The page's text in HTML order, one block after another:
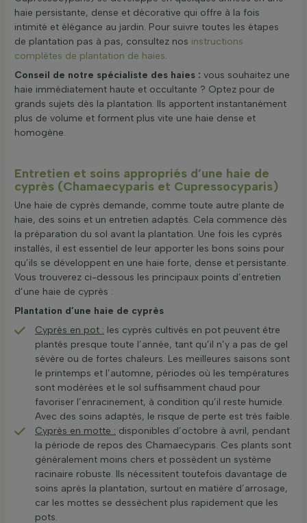
haie persistante, dense et décorative qui offre à la fois
intimité et élégance au jardin. Pour suivre toutes les étapes
de plantation pas à pas, consultez nos instructions
complètes de plantation de haies.
Conseil de notre spécialiste des haies : vous souhaitez une
haie immédiatement haute et occultante ? Optez pour de
grands sujets dès la plantation. Ils apportent instantanément
plus de volume et forment plus vite une haie dense et
homogène.
Entretien et soins appropriés d’une haie de
cyprès (Chamaecyparis et Cupressocyparis)
Une haie de cyprès demande, comme toute autre plante de
haie, des soins et un entretien adaptés. Cela commence dès
la préparation du sol avant la plantation. Une fois les cyprès
installés, il est essentiel de leur apporter les bons soins pour
qu’ils se développent en une haie forte, dense et persistante.
Vous trouverez ci-dessous les principaux points d’entretien
d’une haie de cyprès :
Plantation d’une haie de cyprès
Cyprès en pot : les cyprès cultivés en pot peuvent être
plantés presque toute l’année, tant qu’il n’y a pas de gel
sévère ou de fortes chaleurs. Les meilleures saisons sont
le printemps et l’automne, périodes où les températures
sont modérées et le sol suffisamment chaud pour
favoriser l’enracinement, à condition qu’il reste humide.
Avec des soins adaptés, le risque de perte est très faible.
Cyprès en motte : disponibles d’octobre à avril, pendant
la période de repos des Chamaecyparis. Ces plants sont
généralement moins chers et possèdent un système
racinaire robuste. Ils nécessitent toutefois davantage de
soins après la plantation, surtout en matière d’arrosage,
car les mottes se dessèchent plus rapidement que les
pots.